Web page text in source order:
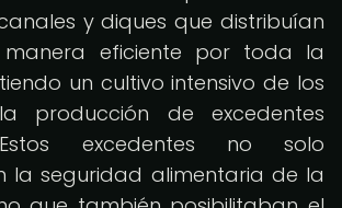
y diques que distribuían
eficiente por toda la
un cultivo intensivo de los
producción de excedentes
excedentes no solo
la seguridad alimentaria de la